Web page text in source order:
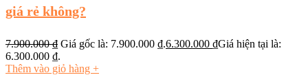
giá rẻ không?
7.900.000₫ Giá gốc là: 7.900.000 ₫.6.300.000 ₫Giá hiện tại là:
6.300.000 ₫.
Thêm vào giỏ hàng +